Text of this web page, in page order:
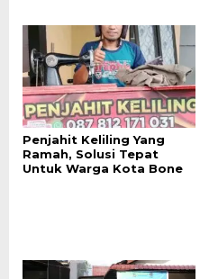
Penjahit Keliling Yang
Ramah, Solusi Tepat
Untuk Warga Kota Bone